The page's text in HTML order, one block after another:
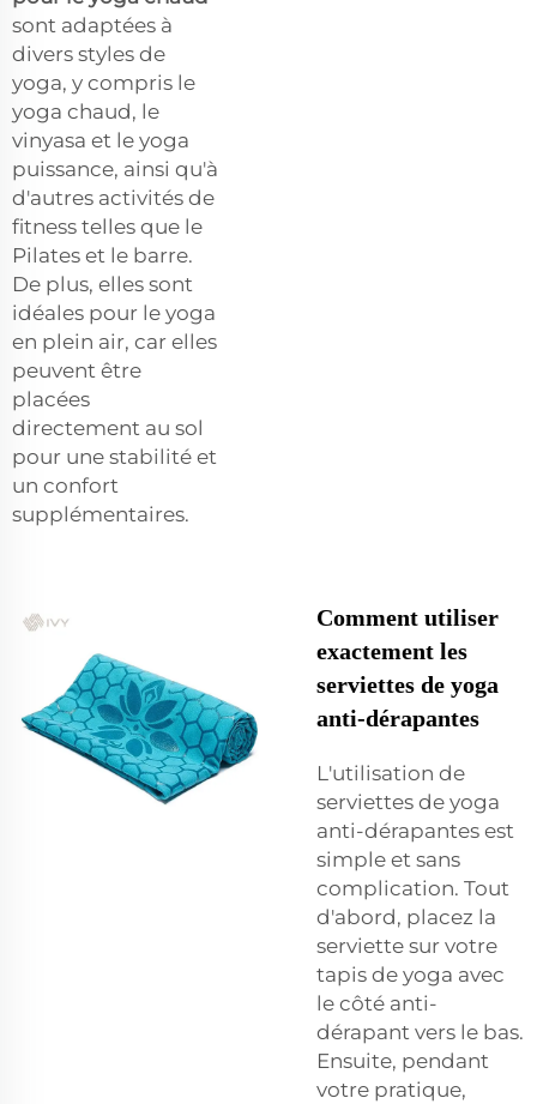
sont adaptées à
divers styles de
yoga, y compris le
yoga chaud, le
vinyasa et le yoga
puissance, ainsi qu'à
d'autres activités de
fitness telles que le
Pilates et le barre.
De plus, elles sont
idéales pour le yoga
en plein air, car elles
peuvent être
placées
directement au sol
pour une stabilité et
un confort
supplémentaires.
Comment utiliser
exactement les
serviettes de yoga
anti-dérapantes
L'utilisation de
serviettes de yoga
anti-dérapantes est
simple et sans
complication. Tout
d'abord, placez la
serviette sur votre
tapis de yoga avec
le côté anti-
dérapant vers le bas.
Ensuite, pendant
votre pratique,